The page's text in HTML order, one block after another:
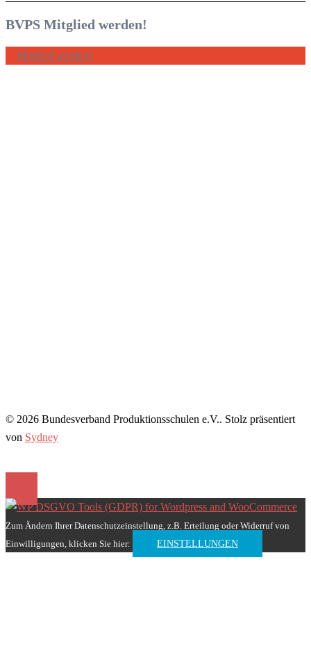
BVPS Mitglied werden!
Mitglied werden!
© 2026 Bundesverband Produktionsschulen e.V.. Stolz präsentiert
von Sydney
Zum Ändern Ihrer Datenschutzeinstellung, z.B. Erteilung oder Widerruf von
Einwilligungen, klicken Sie hier:
EINSTELLUNGEN